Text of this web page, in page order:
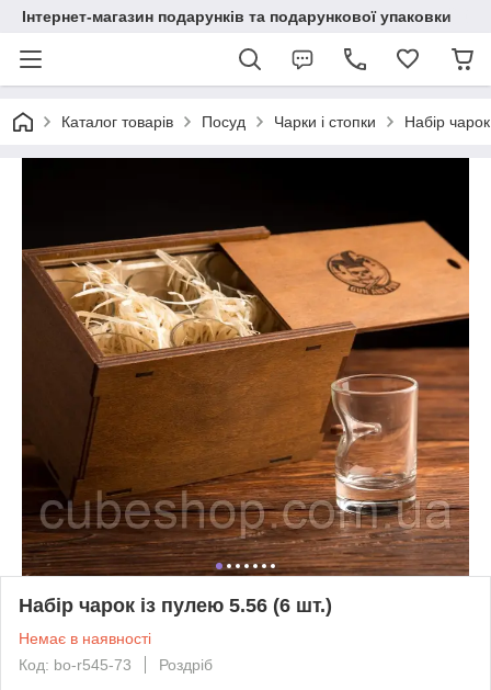
Інтернет-магазин подарунків та подарункової упаковки
Каталог товарів Посуд Чарки і стопки Набір
Набір чарок із пулею 5.56 (6 шт.)
Немає в наявності
Код: bo-r545-73
Роздріб